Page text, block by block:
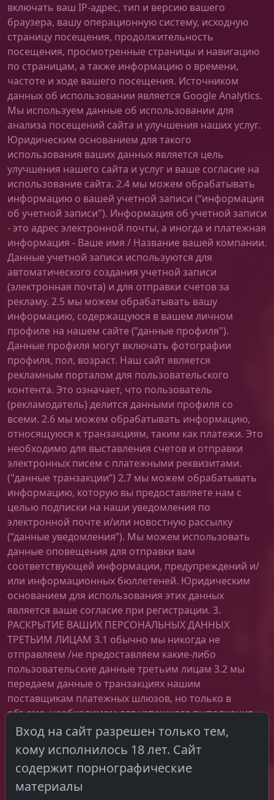
включать ваш IP-адрес, тип и версию вашего
браузера, вашу операционную систему, исходную
страницу посещения, продолжительность
посещения, просмотренные страницы и навигацию
по страницам, а также информацию о времени,
частоте и ходе вашего посещения. Источником
данных об использовании является Google Analytics.
Мы используем данные об использовании для
анализа посещений сайта и улучшения наших услуг.
Юридическим основанием для такого
использования ваших данных является цель
улучшения нашего сайта и услуг и ваше согласие на
использование сайта. 2.4 мы можем обрабатывать
информацию о вашей учетной записи (“информация
об учетной записи"). Информация об учетной записи
- это адрес электронной почты, а иногда и платежная
информация - Ваше имя / Название вашей компании.
Данные учетной записи используются для
автоматического создания учетной записи
(электронная почта) и для отправки счетов за
рекламу. 2.5 мы можем обрабатывать вашу
информацию, содержащуюся в вашем личном
профиле на нашем сайте (”данные профиля").
Данные профиля могут включать фотографии
профиля, пол, возраст. Наш сайт является
рекламным порталом для пользовательского
контента. Это означает, что пользователь
(рекламодатель) делится данными профиля со
всеми. 2.6 мы можем обрабатывать информацию,
относящуюся к транзакциям, таким как платежи. Это
необходимо для выставления счетов и отправки
электронных писем с платежными реквизитами.
("данные транзакции”) 2.7 мы можем обрабатывать
информацию, которую вы предоставляете нам с
целью подписки на наши уведомления по
электронной почте и/или новостную рассылку
(“данные уведомления”). Мы можем использовать
данные оповещения для отправки вам
соответствующей информации, предупреждений и/
или информационных бюллетеней. Юридическим
основанием для использования этих данных
является ваше согласие при регистрации. 3.
РАСКРЫТИЕ ВАШИХ ПЕРСОНАЛЬНЫХ ДАННЫХ
ТРЕТЬИМ ЛИЦАМ 3.1 обычно мы никогда не
отправляем /не предоставляем какие-либо
пользовательские данные третьим лицам 3.2 мы
передаем данные о транзакциях нашим
поставщикам платежных шлюзов, но только в
объеме, необходимом для успешного выполнения
ваших платежей 3.3 веб-данные (посещенный URL,
электронная почта пользователя) передаются
только Google Analytics / a UserEngage с целью
улучшения сайта и общения автоматически или
через веб-чат и / или электронную почту. Данные
Вход на сайт разрешен только тем,
кому исполнилось 18 лет. Сайт
содержит порнографические
материалы